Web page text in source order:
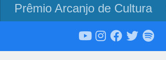
Prêmio Arcanjo de Cultura